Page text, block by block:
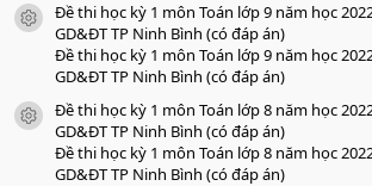
icon tài liệu
Đề thi học kỳ 1 môn Toán lớp 9 năm học
GD&ĐT TP Ninh Bình (có đáp án)
Đề thi học kỳ 1 môn Toán lớp 9 năm học
GD&ĐT TP Ninh Bình (có đáp án)
icon tài liệu
Đề thi học kỳ 1 môn Toán lớp 8 năm học
GD&ĐT TP Ninh Bình (có đáp án)
Đề thi học kỳ 1 môn Toán lớp 8 năm học
GD&ĐT TP Ninh Bình (có đáp án)